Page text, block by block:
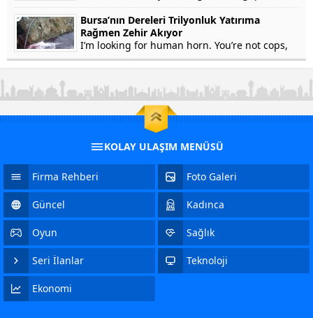
won’t testify on grounds that my...
Bursa’nın Dereleri Trilyonluk Yatırıma
Rağmen Zehir Akıyor
I’m looking for human horn. You’re not cops,
right? Of course not. In fact, he’s a crook. Yep.
KOLAY ULAŞIM MENÜSÜ
Firma Rehberi Foto Galeri
Güncel Kadınca
Oyun Sağlık
Seri İlanlar Teknoloji
Ekonomi